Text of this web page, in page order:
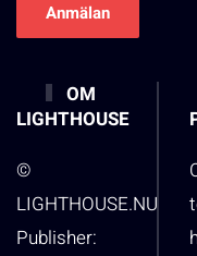
OM
LIGHTHOUSE
©
LIGHTHOUSE.NU
Publisher: